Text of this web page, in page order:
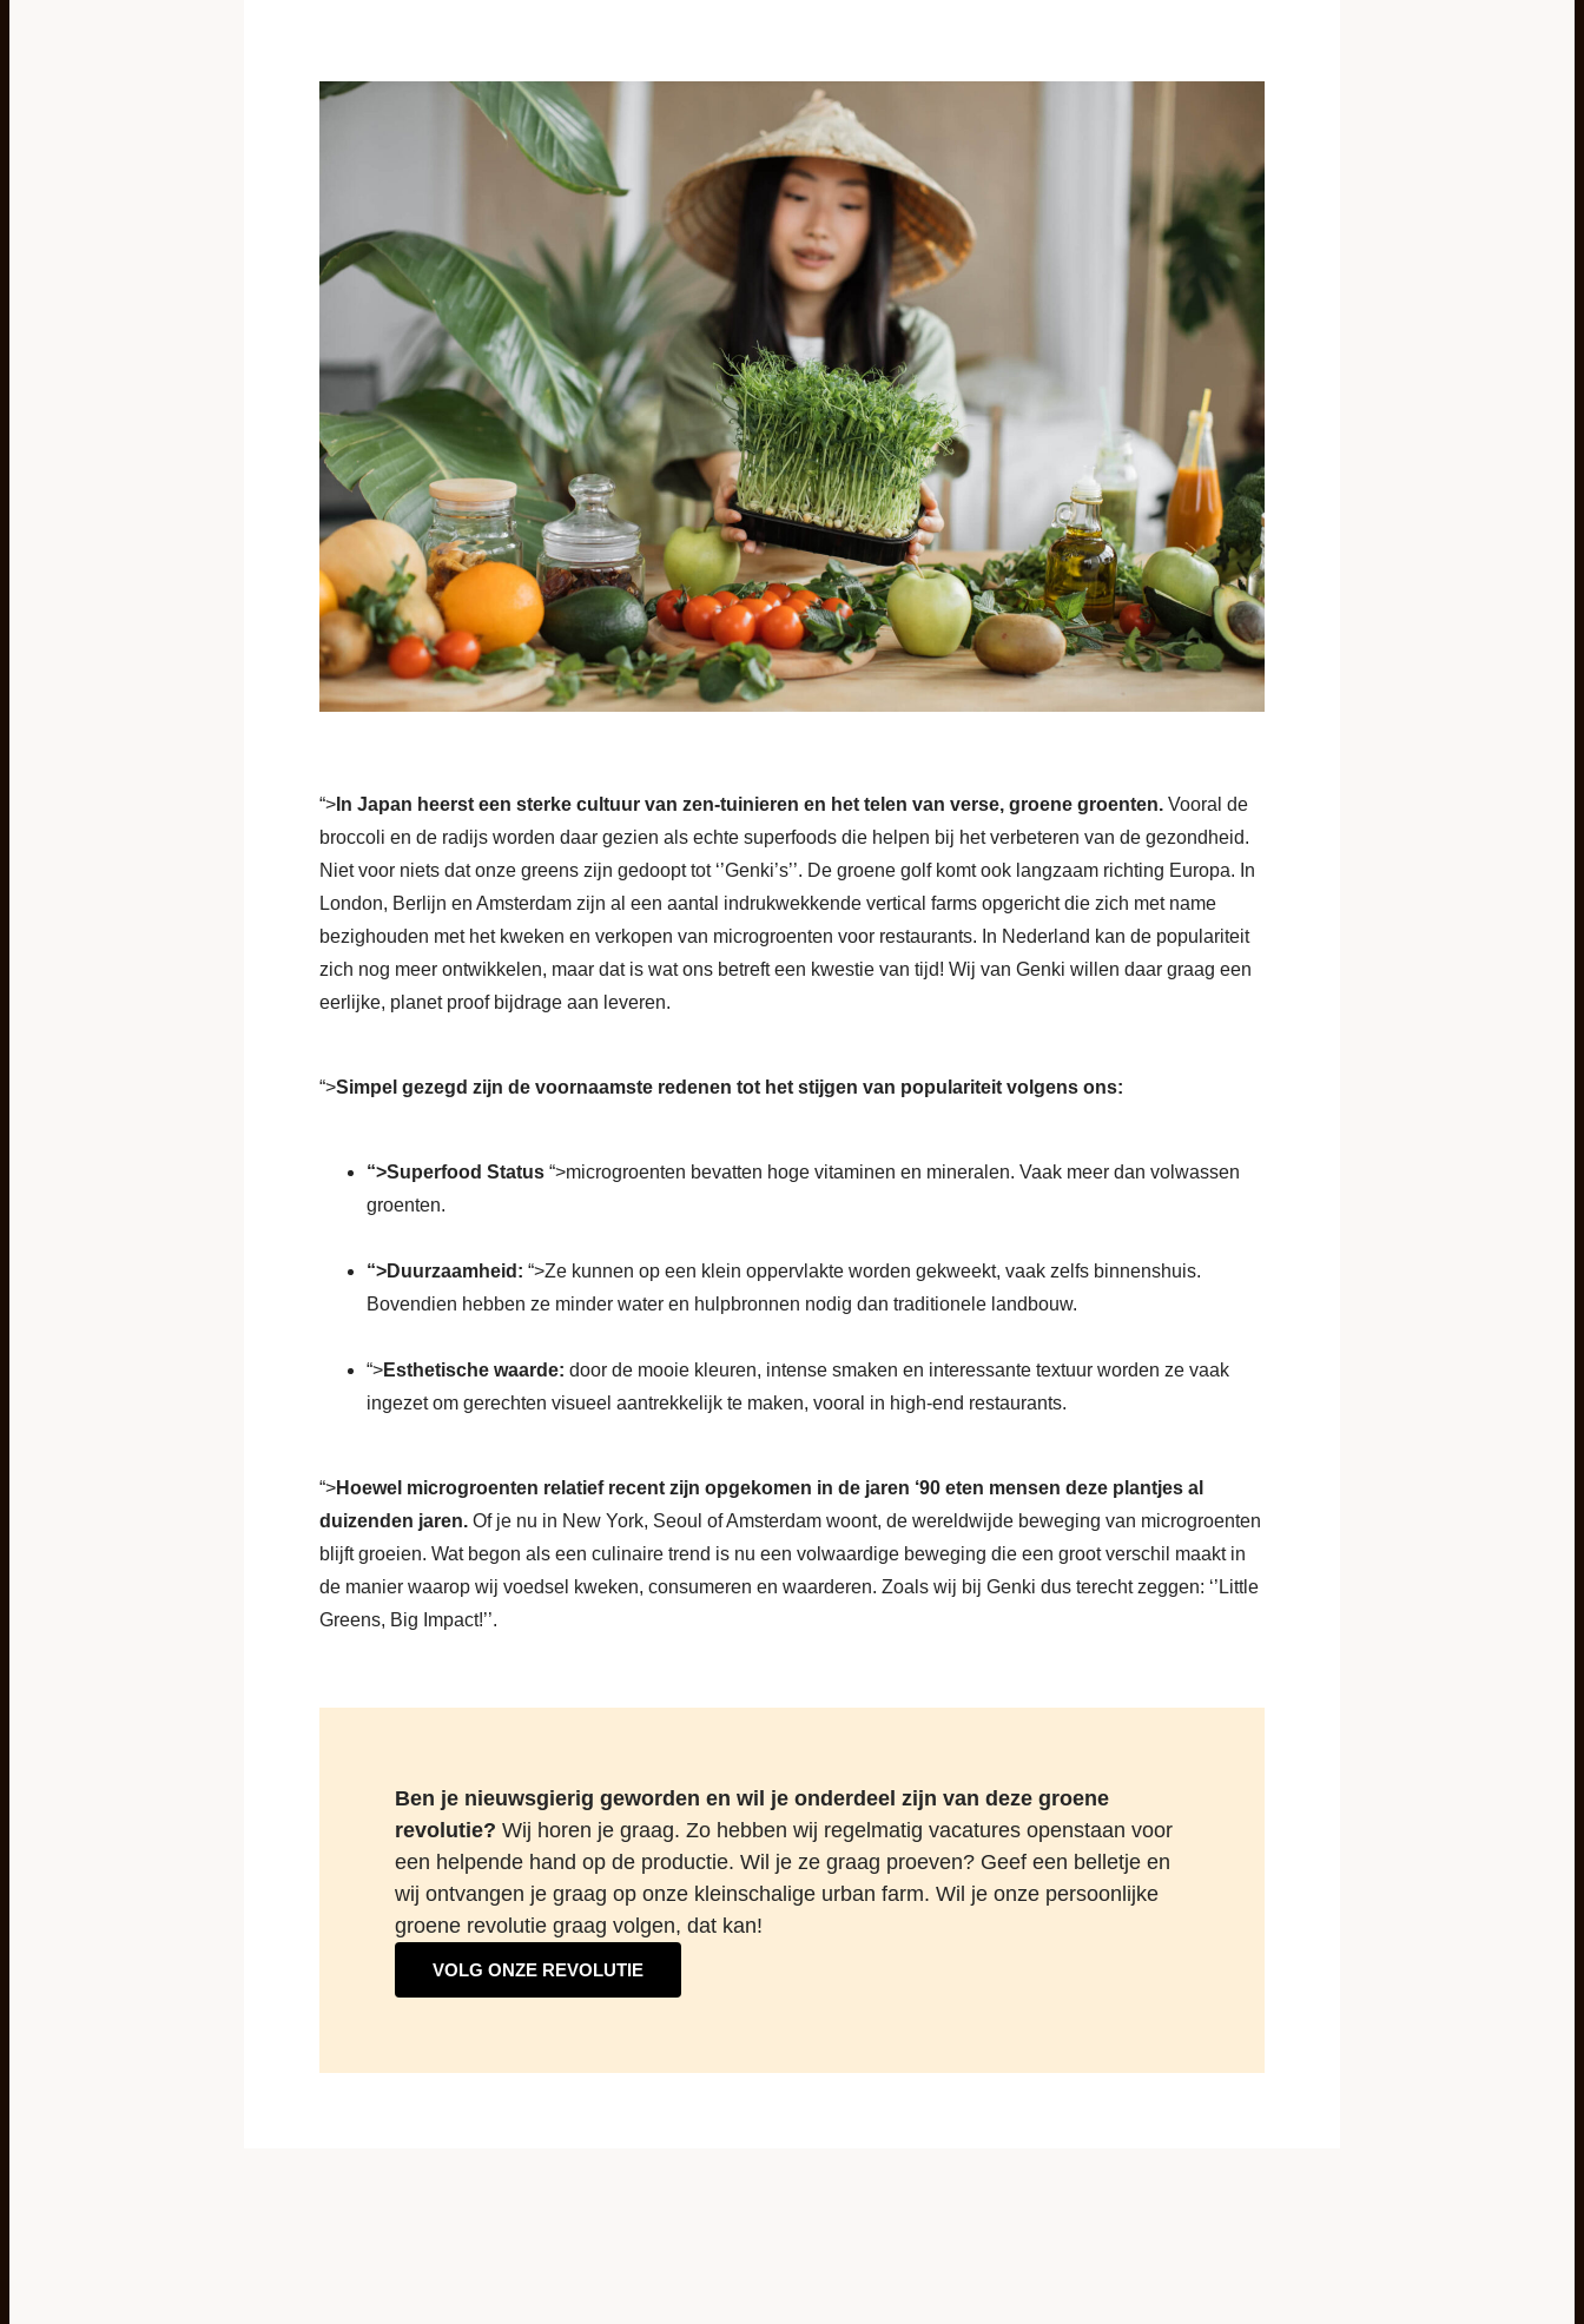
“> In Japan heerst een sterke cultuur van zen-tuinieren en het telen van verse, groene groenten. Vooral de
broccoli en de radijs worden daar gezien als echte superfoods die helpen bij het verbeteren van de gezondheid.
Niet voor niets dat onze greens zijn gedoopt tot ‘’Genki’s’’. De groene golf komt ook langzaam richting Europa. In
London, Berlijn en Amsterdam zijn al een aantal indrukwekkende vertical farms opgericht die zich met name
bezighouden met het kweken en verkopen van microgroenten voor restaurants. In Nederland kan de populariteit
zich nog meer ontwikkelen, maar dat is wat ons betreft een kwestie van tijd! Wij van Genki willen daar graag een
eerlijke, planet proof bijdrage aan leveren.
“>Simpel gezegd zijn de voornaamste redenen tot het stijgen van populariteit volgens ons:
“>Superfood Status “>microgroenten bevatten hoge vitaminen en mineralen. Vaak meer dan volwassen
groenten.
“>Duurzaamheid: “>Ze kunnen op een klein oppervlakte worden gekweekt, vaak zelfs binnenshuis.
Bovendien hebben ze minder water en hulpbronnen nodig dan traditionele landbouw.
“>Esthetische waarde: door de mooie kleuren, intense smaken en interessante textuur worden ze vaak
ingezet om gerechten visueel aantrekkelijk te maken, vooral in high-end restaurants.
“>Hoewel microgroenten relatief recent zijn opgekomen in de jaren ‘90 eten mensen deze plantjes al
duizenden jaren. Of je nu in New York, Seoul of Amsterdam woont, de wereldwijde beweging van microgroenten
blijft groeien. Wat begon als een culinaire trend is nu een volwaardige beweging die een groot verschil maakt in
de manier waarop wij voedsel kweken, consumeren en waarderen. Zoals wij bij Genki dus terecht zeggen: ‘’Little
Greens, Big Impact!’’.
Ben je nieuwsgierig geworden en wil je onderdeel zijn van deze groene
revolutie? Wij horen je graag. Zo hebben wij regelmatig vacatures openstaan voor
een helpende hand op de productie. Wil je ze graag proeven? Geef een belletje en
wij ontvangen je graag op onze kleinschalige urban farm. Wil je onze persoonlijke
groene revolutie graag volgen, dat kan!
VOLG ONZE REVOLUTIE